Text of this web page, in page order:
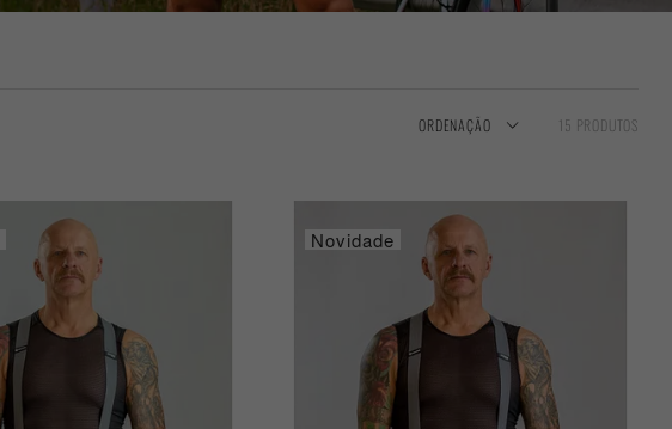
ORDENAÇÃO 15 PRODUTOS
Novidade